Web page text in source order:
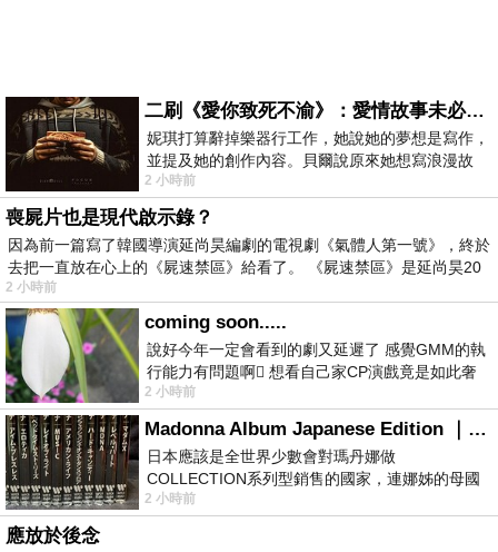
二刷《愛你致死不渝》：愛情故事未必是浪漫故事
妮琪打算辭掉樂器行工作，她說她的夢想是寫作，
並提及她的創作內容。貝爾說原來她想寫浪漫故
事，妮琪回應：「不是浪漫故事，是愛情
2 小時前
喪屍片也是現代啟示錄？
因為前一篇寫了韓國導演延尚昊編劇的電視劇《氣體人第一號》，終於
去把一直放在心上的《屍速禁區》給看了。 《屍速禁區》是延尚昊20
2 小時前
coming soon.....
說好今年一定會看到的劇又延遲了 感覺GMM的執
行能力有問題啊🫩 想看自己家CP演戲竟是如此奢
侈的事 GMM你說看看啊😑 先把劇放
2 小時前
Madonna Album Japanese Edition ｜瑪丹娜專輯們2026年日本版重發系列
日本應該是全世界少數會對瑪丹娜做
COLLECTION系列型銷售的國家，連娜姊的母國
美國都沒對她這樣過，這全拜在他們到現在唱片
2 小時前
應放於後念